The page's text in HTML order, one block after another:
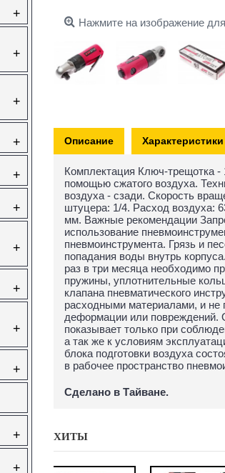
+
+
+
+
+
+
+
+
+
+
+
+
Нажмите на изображение
Описание Характеристики
Комплектация Ключ-трещотка -
помощью сжатого воздуха.
воздуха - сзади. Скорость
штуцера: 1/4. Расход воздуха:
мм. Важные рекомендации
использование
пневмоинструмента. Грязь и
попадания воды внутрь
раз в три месяца необходимо
пружины, уплотнительные
клапана пневматического
расходными материалами, и не
деформации или повреждений.
показывает только при
а так же к условиям
блока подготовки воздуха
в рабочее пространство
Сделано в Тайване.
ХИТЫ